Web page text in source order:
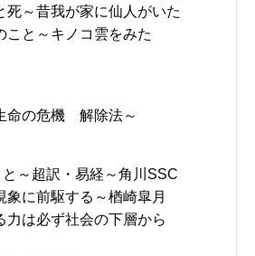
死～昔我が家に仙人がいた
こと～キノコ雲をみた
命の危機 解除法～
～超訳・易経～角川SSC
象に前駆する～楢崎皐月
力は必ず社会の下層から